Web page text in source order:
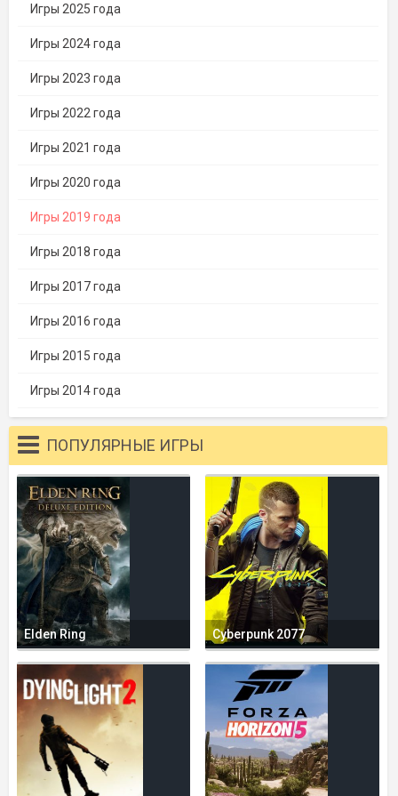
Игры 2025 года
Игры 2024 года
Игры 2023 года
Игры 2022 года
Игры 2021 года
Игры 2020 года
Игры 2019 года
Игры 2018 года
Игры 2017 года
Игры 2016 года
Игры 2015 года
Игры 2014 года
ПОПУЛЯРНЫЕ ИГРЫ
Elden Ring Cyberpunk 2077